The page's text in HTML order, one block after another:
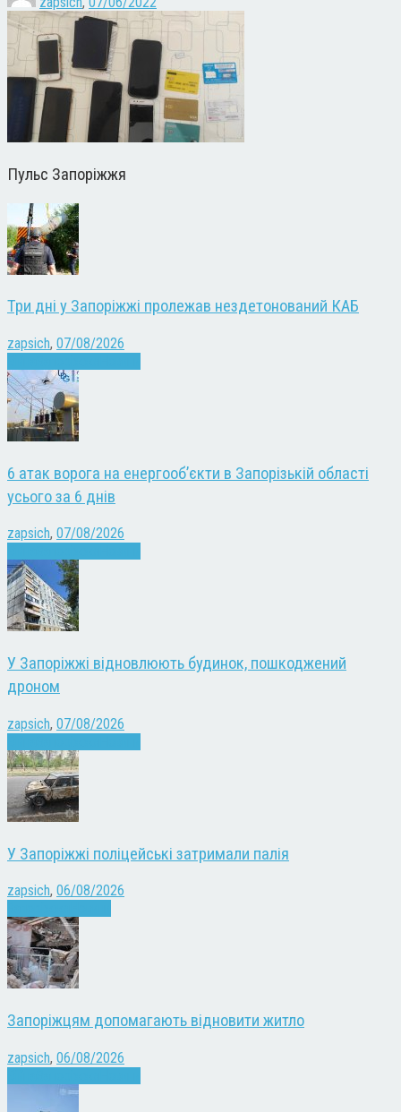
Пульс Запоріжжя
Три дні у Запоріжжі пролежав нездетонований КАБ
zapsich, 07/08/2026
6 атак ворога на енергооб’єкти в Запорізькій області
усього за 6 днів
zapsich, 07/08/2026
У Запоріжжі відновлюють будинок, пошкоджений
дроном
zapsich, 07/08/2026
У Запоріжжі поліцейські затримали палія
zapsich, 06/08/2026
Запоріжцям допомагають відновити житло
zapsich, 06/08/2026